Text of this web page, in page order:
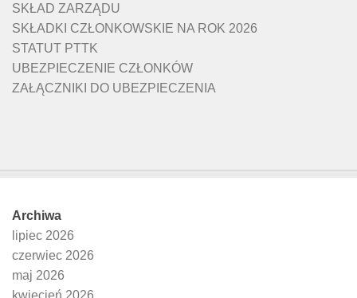
SKŁAD ZARZĄDU
SKŁADKI CZŁONKOWSKIE NA ROK 2026
STATUT PTTK
UBEZPIECZENIE CZŁONKÓW
ZAŁĄCZNIKI DO UBEZPIECZENIA
Archiwa
lipiec 2026
czerwiec 2026
maj 2026
kwiecień 2026